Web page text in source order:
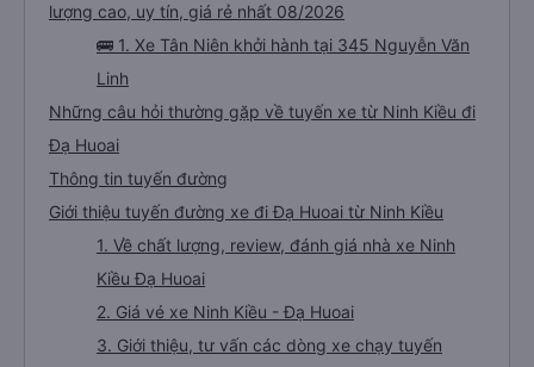
lượng cao, uy tín, giá rẻ nhất 08/2026
🚌 1. Xe Tân Niên khởi hành tại 345 Nguyễn Văn
Linh
Những câu hỏi thường gặp về tuyến xe từ Ninh Kiều đi
Đạ Huoai
Thông tin tuyến đường
Giới thiệu tuyến đường xe đi Đạ Huoai từ Ninh Kiều
1. Về chất lượng, review, đánh giá nhà xe Ninh
Kiều Đạ Huoai
2. Giá vé xe Ninh Kiều - Đạ Huoai
3. Giới thiệu, tư vấn các dòng xe chạy tuyến